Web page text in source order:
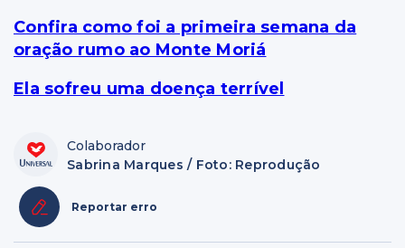
Confira como foi a primeira semana da
oração rumo ao Monte Moriá
Ela sofreu uma doença terrível
Colaborador
Sabrina Marques / Foto: Reprodução
Reportar erro